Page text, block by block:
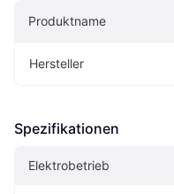
Produktname
Hersteller
Spezifikationen
Elektrobetrieb